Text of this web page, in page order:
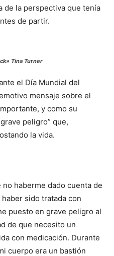
de la perspectiva que tenía
de partir.
Tina Turner
el Día Mundial del
mensaje sobre el
y como su
peligro” que,
la vida.
haberme dado cuenta de
sido tratada con
puesto en grave peligro al
de que necesito un
con medicación. Durante
cuerpo era un bastión